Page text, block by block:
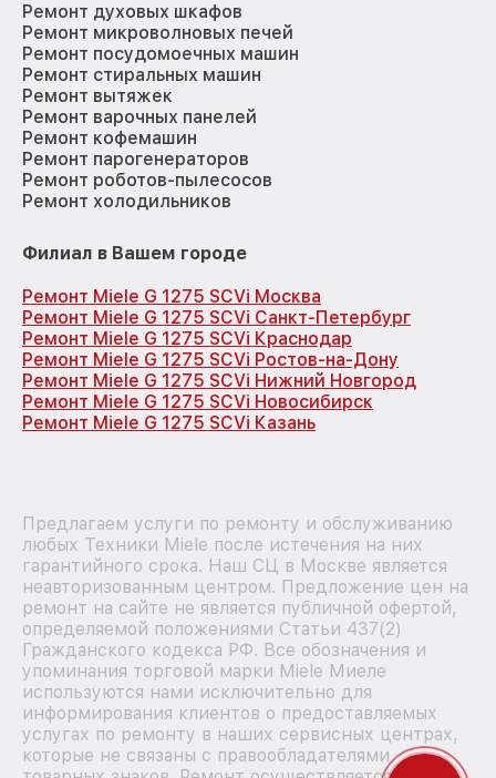
Ремонт духовых шкафов
Ремонт микроволновых печей
Ремонт посудомоечных машин
Ремонт стиральных машин
Ремонт вытяжек
Ремонт варочных панелей
Ремонт кофемашин
Ремонт парогенераторов
Ремонт роботов-пылесосов
Ремонт холодильников
Филиал в Вашем городе
Ремонт Miele G 1275 SCVi Москва
Ремонт Miele G 1275 SCVi Санкт-Петербург
Ремонт Miele G 1275 SCVi Краснодар
Ремонт Miele G 1275 SCVi Ростов-на-Дону
Ремонт Miele G 1275 SCVi Нижний Новгород
Ремонт Miele G 1275 SCVi Новосибирск
Ремонт Miele G 1275 SCVi Казань
Предлагаем услуги по ремонту и обслуживанию
любых Техники Miele после истечения на них
гарантийного срока. Наш СЦ в Москве является
неавторизованным центром. Предложение цен на
ремонт на сайте не является публичной офертой,
определяемой положениями Статьи 437(2)
Гражданского кодекса РФ. Все обозначения и
упоминания торговой марки Miele Миеле
используются нами исключительно для
информирования клиентов о предоставляемых
услугах по ремонту в наших сервисных центрах,
которые не связаны с правообладателями